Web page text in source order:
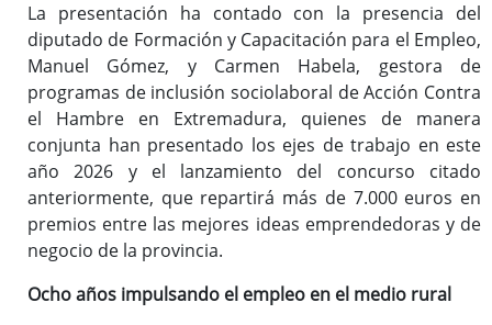
La presentación ha contado con la presencia del
diputado de Formación y Capacitación para el Empleo,
Manuel Gómez, y Carmen Habela, gestora de
programas de inclusión sociolaboral de Acción Contra
el Hambre en Extremadura, quienes de manera
conjunta han presentado los ejes de trabajo en este
año 2026 y el lanzamiento del concurso citado
anteriormente, que repartirá más de 7.000 euros en
premios entre las mejores ideas emprendedoras y de
negocio de la provincia.
Ocho años impulsando el empleo en el medio rural